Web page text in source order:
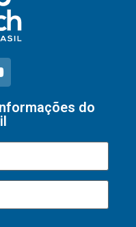
do